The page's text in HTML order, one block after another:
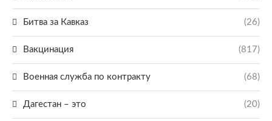
Битва за Кавказ (26)
Вакцинация (817)
Военная служба по контракту (68)
Дагестан – это (20)